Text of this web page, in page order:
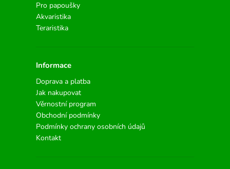
Pro papoušky
Akvaristika
Teraristika
Informace
Doprava a platba
Jak nakupovat
Věrnostní program
Obchodní podmínky
Podmínky ochrany osobních údajů
Kontakt